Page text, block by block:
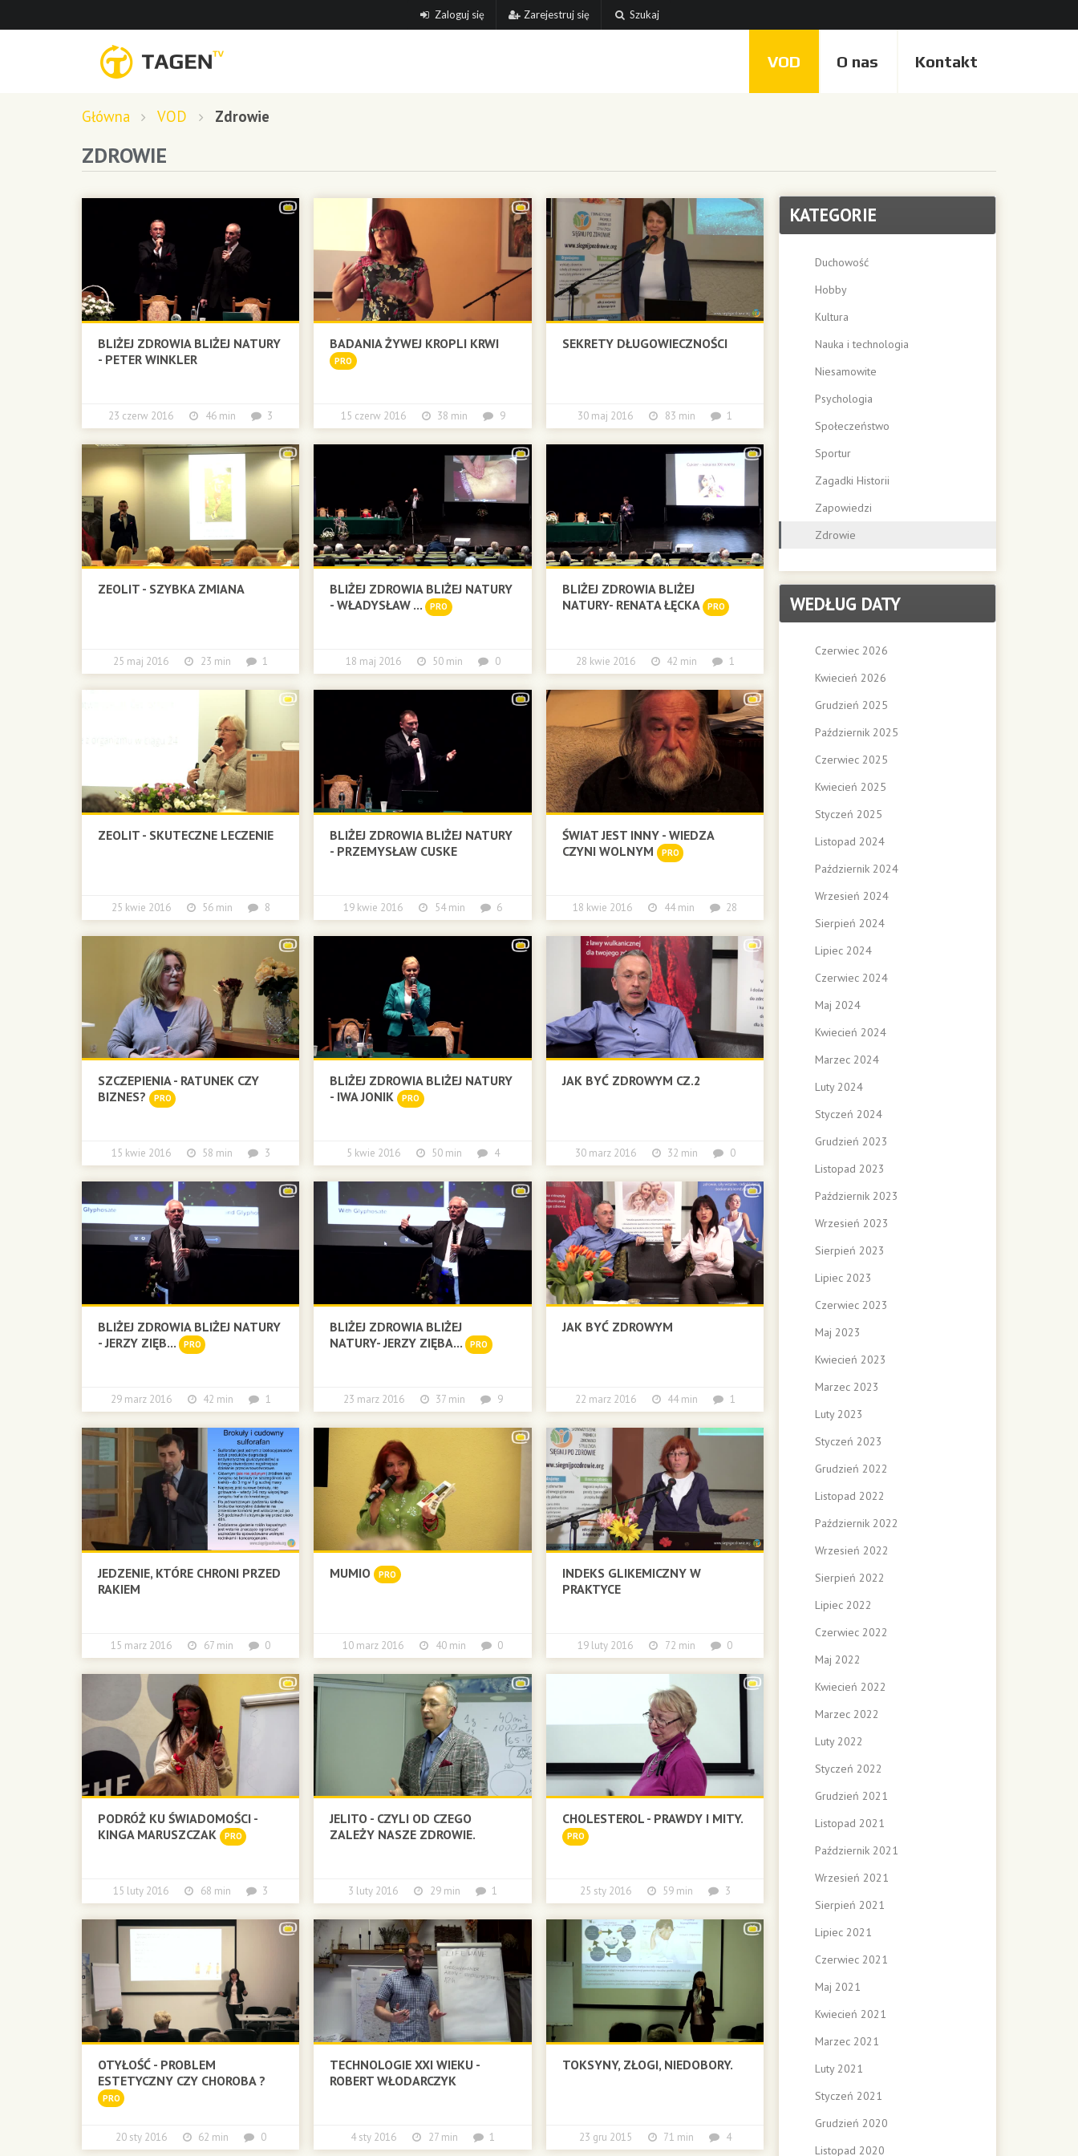
Zaloguj się Zarejestruj się Szukaj
VOD O nas Kontakt
Główna VOD Zdrowie
ZDROWIE
BLIŻEJ ZDROWIA BLIŻEJ NATURY
- PETER WINKLER
23 czerw 2016 46 min 3
BADANIA ŻYWEJ KROPLI KRWI
PRO
15 czerw 2016 38 min 9
SEKRETY DŁUGOWIECZNOŚCI
30 maj 2016 83 min 1
ZEOLIT - SZYBKA ZMIANA
25 maj 2016 23 min 1
BLIŻEJ ZDROWIA BLIŻEJ NATURY
- WŁADYSŁAW ... PRO
18 maj 2016 50 min 0
BLIŻEJ ZDROWIA BLIŻEJ
NATURY- RENATA ŁĘCKA
PRO
28 kwie 2016 42 min 1
ZEOLIT - SKUTECZNE LECZENIE
25 kwie 2016 56 min 8
BLIŻEJ ZDROWIA BLIŻEJ NATURY
- PRZEMYSŁAW CUSKE
19 kwie 2016 54 min 6
ŚWIAT JEST INNY - WIEDZA
CZYNI WOLNYM
PRO
18 kwie 2016 44 min 28
SZCZEPIENIA - RATUNEK CZY
BIZNES?
PRO
15 kwie 2016 58 min 3
BLIŻEJ ZDROWIA BLIŻEJ NATURY
- IWA JONIK PRO
5 kwie 2016 50 min 4
JAK BYĆ ZDROWYM CZ.2
30 marz 2016 32 min 0
BLIŻEJ ZDROWIA BLIŻEJ NATURY
- JERZY ZIĘB...
PRO
29 marz 2016 42 min 1
BLIŻEJ ZDROWIA BLIŻEJ
NATURY- JERZY ZIĘBA... PRO
23 marz 2016 37 min 9
JAK BYĆ ZDROWYM
22 marz 2016 44 min 1
JEDZENIE, KTÓRE CHRONI PRZED
RAKIEM
15 marz 2016 67 min 0
MUMIO PRO
10 marz 2016 40 min 0
INDEKS GLIKEMICZNY W
PRAKTYCE
19 luty 2016 72 min 0
PODRÓŻ KU ŚWIADOMOŚCI -
KINGA MARUSZCZAK
PRO
15 luty 2016 68 min 3
JELITO - CZYLI OD CZEGO
ZALEŻY NASZE ZDROWIE.
3 luty 2016 29 min 1
CHOLESTEROL - PRAWDY I MITY.
PRO
25 sty 2016 59 min 3
OTYŁOŚĆ - PROBLEM
ESTETYCZNY CZY CHOROBA ?
PRO
20 sty 2016 62 min 0
TECHNOLOGIE XXI WIEKU -
ROBERT WŁODARCZYK
4 sty 2016 27 min 1
TOKSYNY, ZŁOGI, NIEDOBORY.
23 gru 2015 71 min 4
KATEGORIE
Duchowość
Hobby
Kultura
Nauka i technologia
Niesamowite
Psychologia
Społeczeństwo
Sportur
Zagadki Historii
Zapowiedzi
Zdrowie
WEDŁUG DATY
Czerwiec 2026
Kwiecień 2026
Grudzień 2025
Październik 2025
Czerwiec 2025
Kwiecień 2025
Styczeń 2025
Listopad 2024
Październik 2024
Wrzesień 2024
Sierpień 2024
Lipiec 2024
Czerwiec 2024
Maj 2024
Kwiecień 2024
Marzec 2024
Luty 2024
Styczeń 2024
Grudzień 2023
Listopad 2023
Październik 2023
Wrzesień 2023
Sierpień 2023
Lipiec 2023
Czerwiec 2023
Maj 2023
Kwiecień 2023
Marzec 2023
Luty 2023
Styczeń 2023
Grudzień 2022
Listopad 2022
Październik 2022
Wrzesień 2022
Sierpień 2022
Lipiec 2022
Czerwiec 2022
Maj 2022
Kwiecień 2022
Marzec 2022
Luty 2022
Styczeń 2022
Grudzień 2021
Listopad 2021
Październik 2021
Wrzesień 2021
Sierpień 2021
Lipiec 2021
Czerwiec 2021
Maj 2021
Kwiecień 2021
Marzec 2021
Luty 2021
Styczeń 2021
Grudzień 2020
Listopad 2020